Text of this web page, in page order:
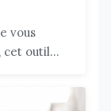
vous
cet outil...